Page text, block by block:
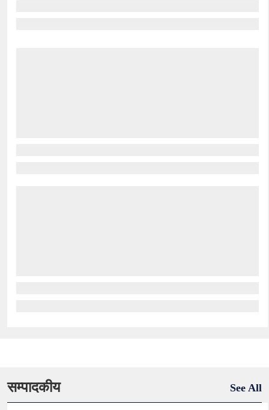
सम्पादकीय See All